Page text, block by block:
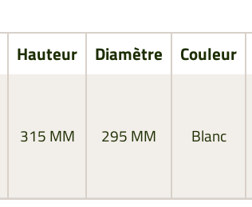
Hauteur Diamètre Couleur
315 MM 295 MM Blanc